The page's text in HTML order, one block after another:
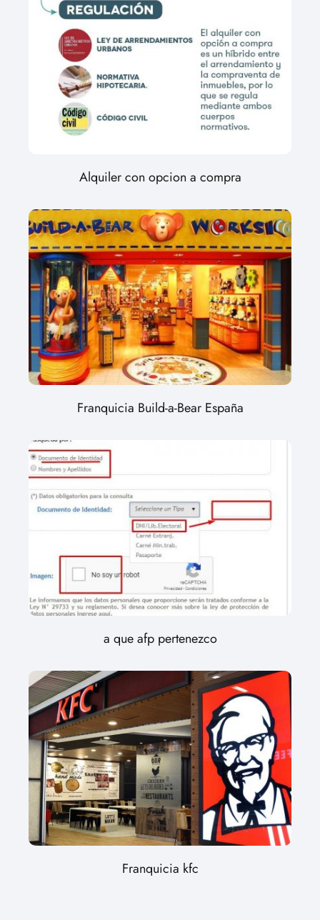
Alquiler con opcion a compra
Franquicia Build-a-Bear España
a que afp pertenezco
Franquicia kfc